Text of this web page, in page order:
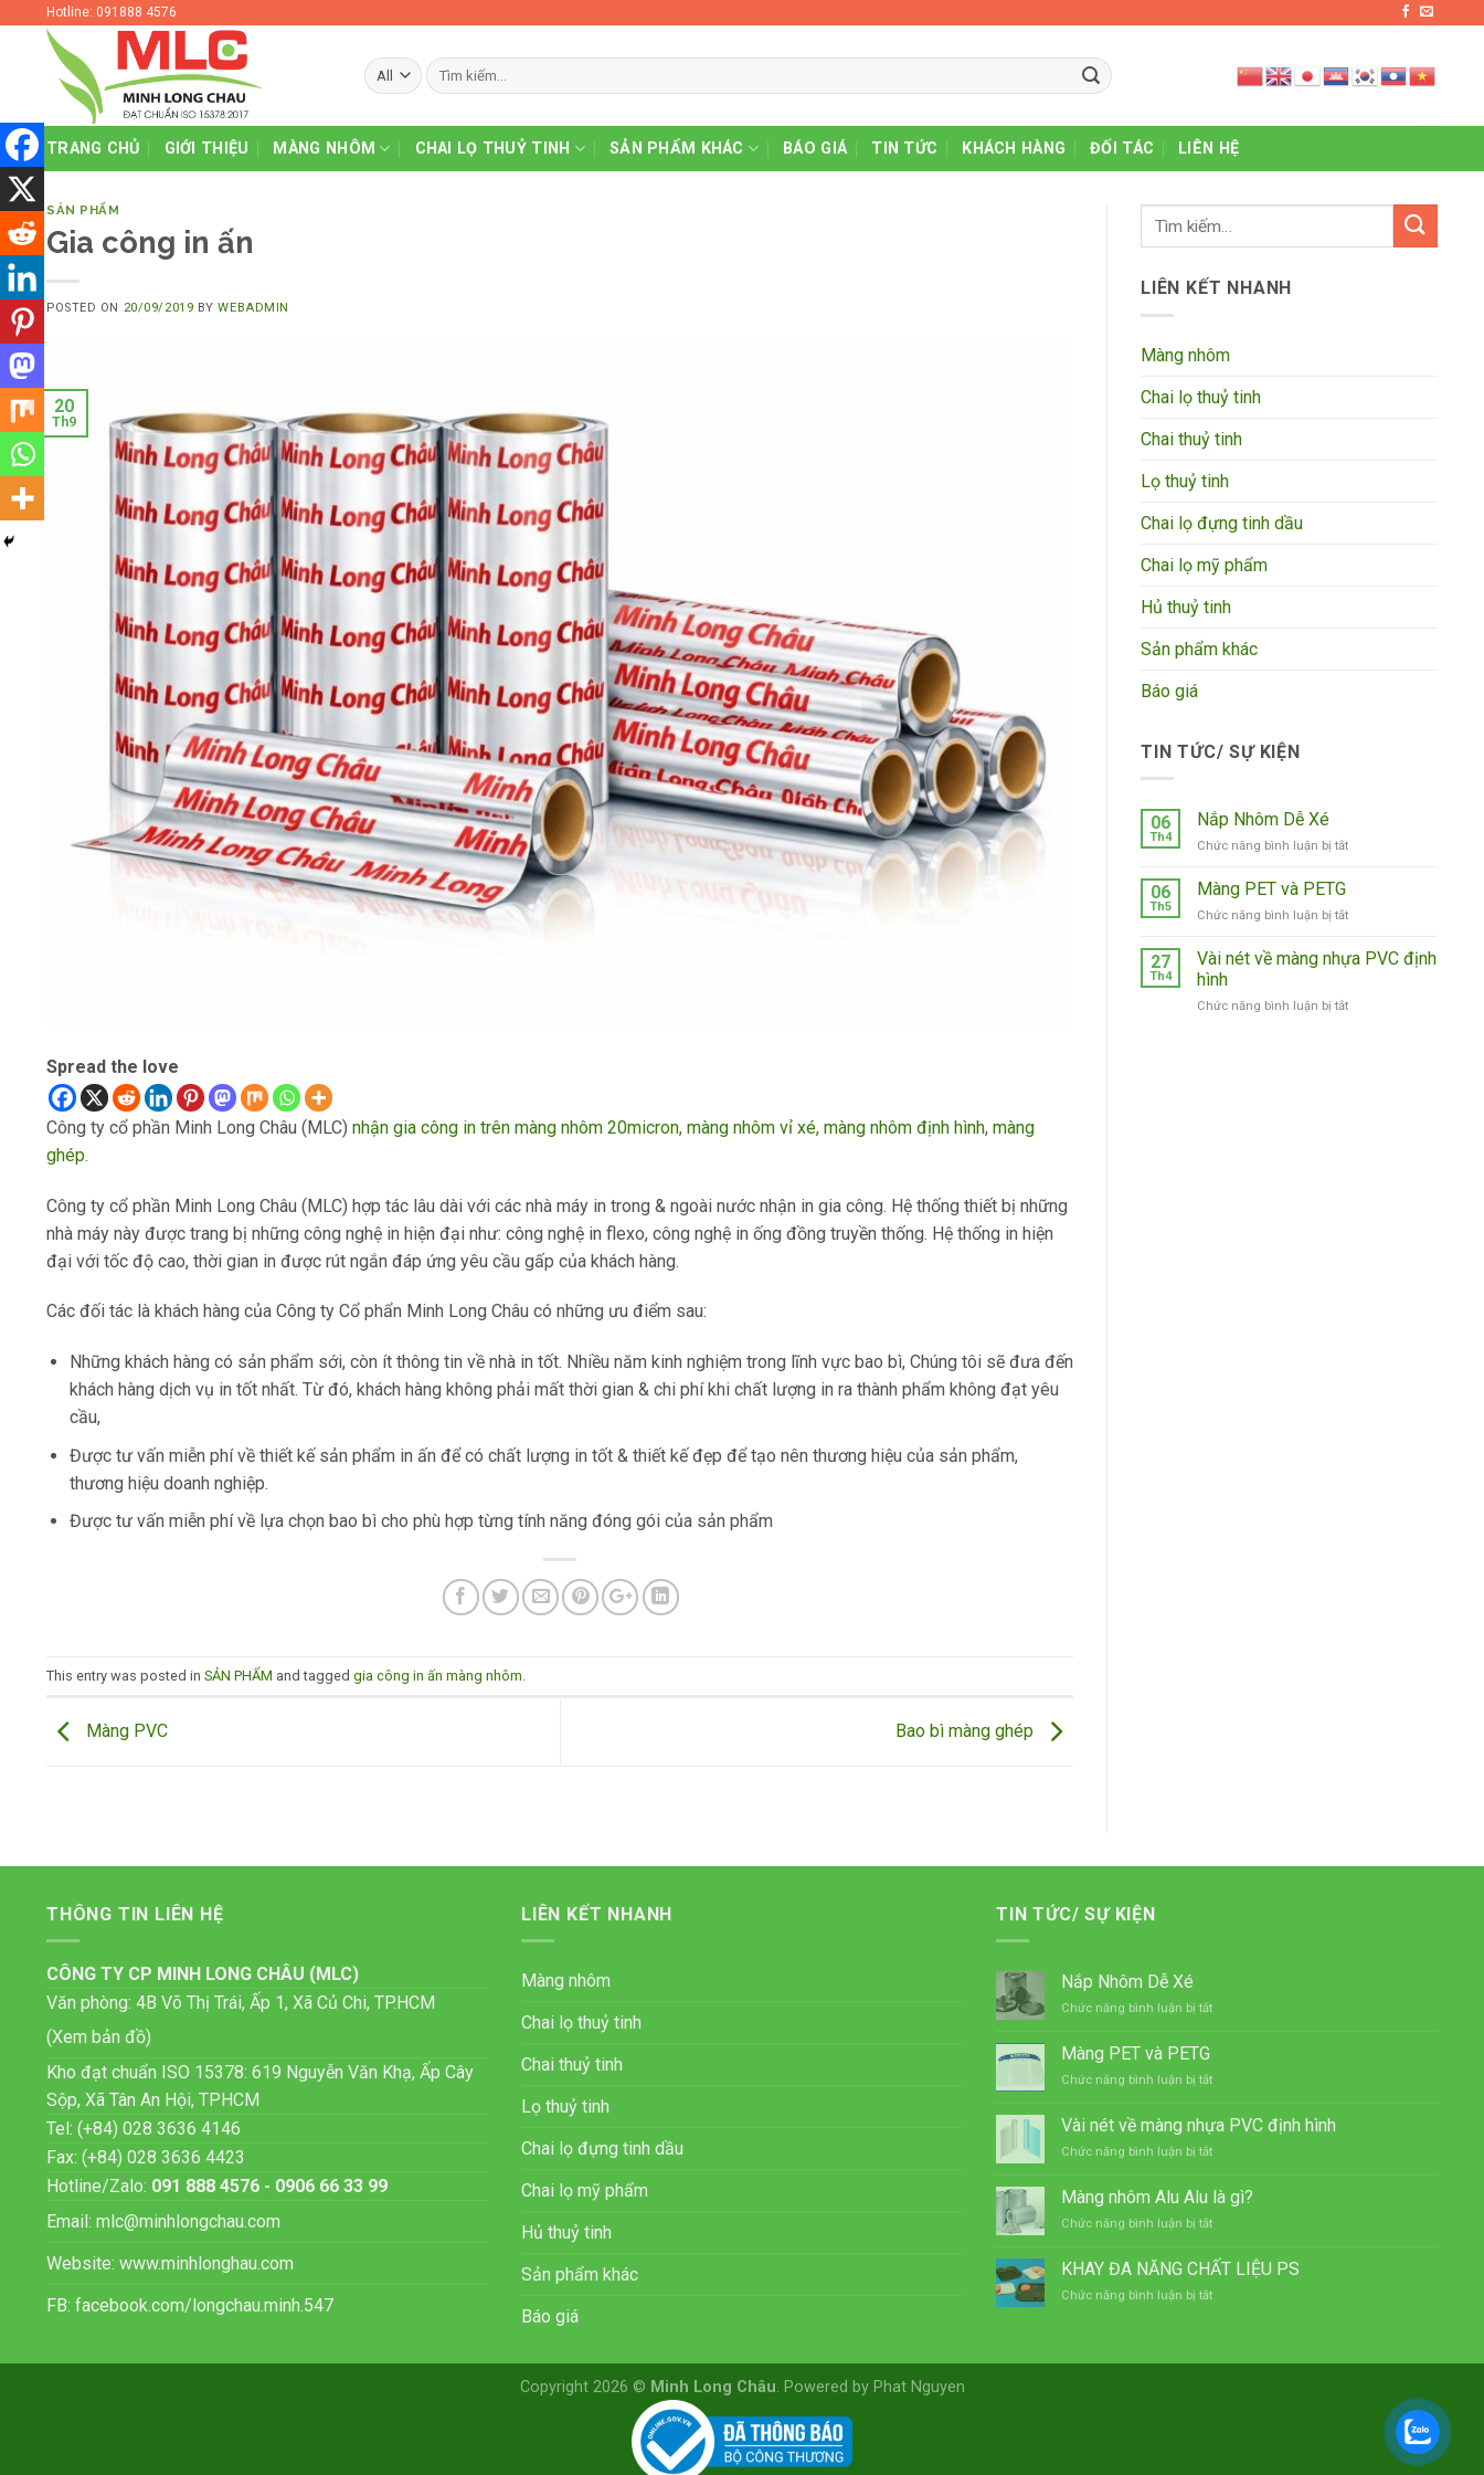
Hotline: 091888 4576
TRANG CHỦ GIỚI THIỆU MÀNG NHÔM CHAI LỌ THUỶ TINH SẢN PHẨM KHÁC BÁO GIÁ TIN TỨC KHÁCH HÀNG ĐỐI TÁC LIÊN HỆ
SẢN PHẨM
Gia công in ấn
POSTED ON 20/09/2019 BYWEBADMIN
20
Th9
Spread the love
Công ty cổ phần Minh Long Châu (MLC) nhận gia công in trên màng nhôm 20micron, màng nhôm vỉ xé, màng nhôm định hình, màng
ghép.
Công ty cổ phần Minh Long Châu (MLC) hợp tác lâu dài với các nhà máy in trong & ngoài nước nhận in gia công. Hệ thống thiết bị những
nhà máy này được trang bị những công nghệ in hiện đại như: công nghệ in flexo, công nghệ in ống đồng truyền thống. Hệ thống in hiện
đại với tốc độ cao, thời gian in được rút ngắn đáp ứng yêu cầu gấp của khách hàng.
Các đối tác là khách hàng của Công ty Cổ phẩn Minh Long Châu có những ưu điểm sau:
Những khách hàng có sản phẩm sới, còn ít thông tin về nhà in tốt. Nhiều năm kinh nghiệm trong lĩnh vực bao bì, Chúng tôi sẽ đưa đến
khách hàng dịch vụ in tốt nhất. Từ đó, khách hàng không phải mất thời gian & chi phí khi chất lượng in ra thành phẩm không đạt yêu
cầu,
Được tư vấn miễn phí về thiết kế sản phẩm in ấn để có chất lượng in tốt & thiết kế đẹp để tạo nên thương hiệu của sản phẩm,
thương hiệu doanh nghiệp.
Được tư vấn miễn phí về lựa chọn bao bì cho phù hợp từng tính năng đóng gói của sản phẩm
This entry was posted in SẢN PHẨM and tagged gia công in ấn màng nhôm
Màng PVC Bao bì màng ghép
LIÊN KẾT NHANH
Màng nhôm
Chai lọ thuỷ tinh
Chai thuỷ tinh
Lọ thuỷ tinh
Chai lọ đựng tinh dầu
Chai lọ mỹ phẩm
Hủ thuỷ tinh
Sản phẩm khác
Báo giá
TIN TỨC/ SỰ KIỆN
06
Th4
Nắp Nhôm Dễ Xé
Chức năng bình luận bị tắtở
Xé
06
Th5
Màng PET và PETG
Chức năng bình luận bị tắtở
PET
27
Th4
Vài nét về màng nhựa PVC định
hình
Chức năng bình luận bị tắtở
THÔNG TIN LIÊN HỆ
CÔNG TY CP MINH LONG CHÂU (MLC)
Văn phòng: 4B Võ Thị Trái, Ấp 1, Xã Củ Chi, TP.HCM
(Xem bản đồ)
Kho đạt chuẩn ISO 15378: 619 Nguyễn Văn Khạ, Ấp Cây
Sộp, Xã Tân An Hội, TPHCM
Tel: (+84) 028 3636 4146
Fax: (+84) 028 3636 4423
Hotline/Zalo: 091 888 4576 - 0906 66 33 99
Email: mlc@minhlongchau.com
Website: www.minhlonghau.com
FB: facebook.com/longchau.minh.547
LIÊN KẾT NHANH
Màng nhôm
Chai lọ thuỷ tinh
Chai thuỷ tinh
Lọ thuỷ tinh
Chai lọ đựng tinh dầu
Chai lọ mỹ phẩm
Hủ thuỷ tinh
Sản phẩm khác
Báo giá
TIN TỨC/ SỰ KIỆN
Nắp Nhôm Dễ Xé
Chức năng bình luận bị tắtở
Xé
Màng PET và PETG
Chức năng bình luận bị tắtở
PET
và
PETG
Vài nét về màng nhựa PVC định hình
Chức năng bình luận bị tắtở
nét
về
màng
PVC
hình
Màng nhôm Alu Alu là gì?
Chức năng bình luận bị tắtở
nhôm
Alu
Alu
KHAY ĐA NĂNG CHẤT LIỆU PS
Chức năng bình luận bị tắtở
Copyright 2026 © Minh Long Châu. Powered by Phat Nguyen